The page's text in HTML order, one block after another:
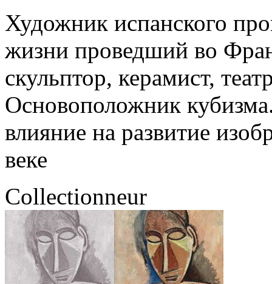
Художник испанского
жизни проведший во
скульптор, керамист,
Основоположник
влияние на развитие
веке
Collectionneur